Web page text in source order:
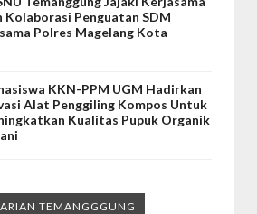
Kolaborasi Penguatan SDM
Polres Magelang Kota
KKN-PPM UGM Hadirkan
Alat Penggiling Kompos Untuk
Kualitas Pupuk Organik
TEMANGGGUNG